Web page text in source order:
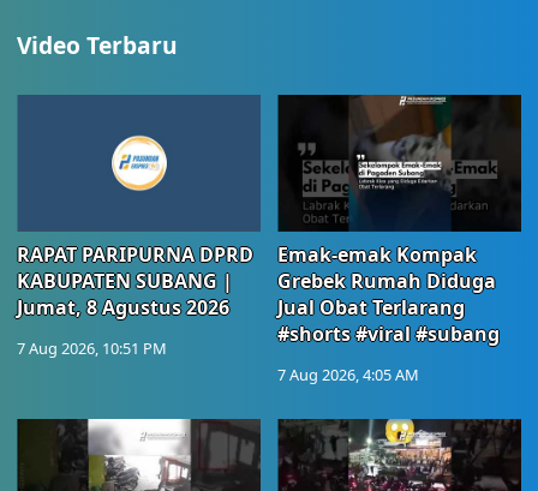
Video Terbaru
RAPAT PARIPURNA DPRD
KABUPATEN SUBANG |
Jumat, 8 Agustus 2026
7 Aug 2026, 10:51 PM
Emak-emak Kompak
Grebek Rumah Diduga
Jual Obat Terlarang
#shorts #viral #subang
7 Aug 2026, 4:05 AM